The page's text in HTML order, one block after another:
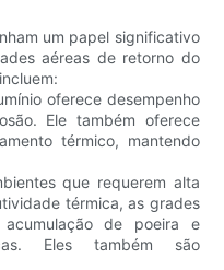
um papel significativo
aéreas de retorno do
oferece desempenho
Ele também oferece
térmico, mantendo
que requerem alta
térmica, as grades
de poeira e
Eles também são